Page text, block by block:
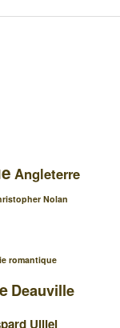
Angleterre
Nolan
romantique
Deauville
Ulliel